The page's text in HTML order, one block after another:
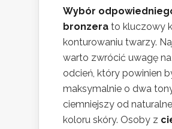
Wybór
bronzera to kluczowy
konturowaniu twarzy.
warto zwrócić uwagę
odcień, który powinien
maksymalnie o dwa
ciemniejszy od
koloru skóry. Osoby z